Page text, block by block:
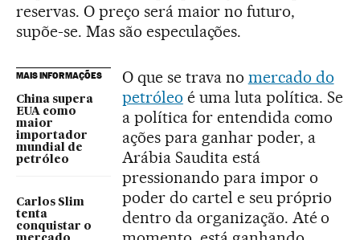
reservas. O preço será maior no futuro,
supõe-se. Mas são especulações.
MAIS INFORMAÇÕES
China supera
EUA como
maior
importador
mundial de
petróleo
Carlos Slim
tenta
conquistar o
O que se trava no mercado do
petróleo é uma luta política. Se
a política for entendida como
ações para ganhar poder, a
Arábia Saudita está
pressionando para impor o
poder do cartel e seu próprio
dentro da organização. Até o